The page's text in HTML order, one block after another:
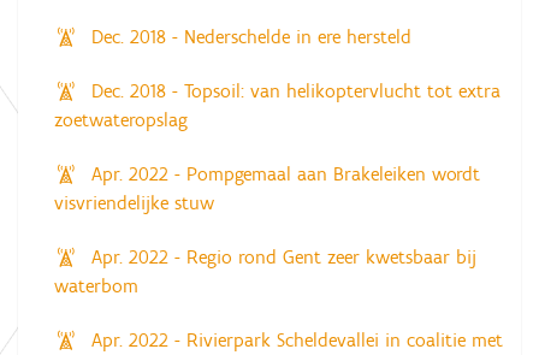
Dec. 2018 - Nederschelde in ere hersteld
Dec. 2018 - Topsoil: van helikoptervlucht tot extra
zoetwateropslag
Apr. 2022 - Pompgemaal aan Brakeleiken wordt
visvriendelijke stuw
Apr. 2022 - Regio rond Gent zeer kwetsbaar bij
waterbom
Apr. 2022 - Rivierpark Scheldevallei in coalitie met